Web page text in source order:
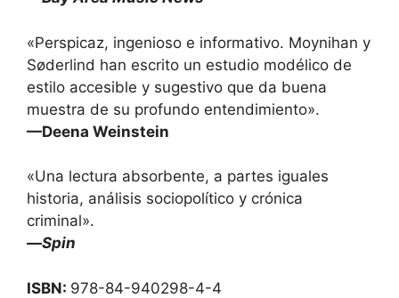
«Perspicaz, ingenioso e informativo. Moynihan y
Søderlind han escrito un estudio modélico de
estilo accesible y sugestivo que da buena
muestra de su profundo entendimiento».
—Deena Weinstein
«Una lectura absorbente, a partes iguales
historia, análisis sociopolítico y crónica
criminal».
—Spin
ISBN: 978-84-940298-4-4